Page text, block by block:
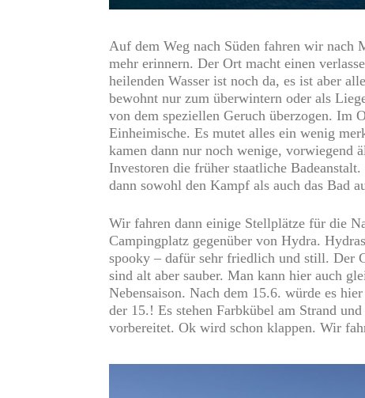
Auf dem Weg nach Süden fahren wir nach
mehr erinnern. Der Ort macht einen
heilenden Wasser ist noch da, es ist aber
bewohnt nur zum überwintern oder als
von dem speziellen Geruch überzogen. Im
Einheimische. Es mutet alles ein wenig
kamen dann nur noch wenige, vorwiegend
Investoren die früher staatliche
dann sowohl den Kampf als auch das Bad
Wir fahren dann einige Stellplätze für die
Campingplatz gegenüber von Hydra.
spooky – dafür sehr friedlich und still. Der
sind alt aber sauber. Man kann hier auch
Nebensaison. Nach dem 15.6. würde es
der 15.! Es stehen Farbkübel am Strand
vorbereitet. Ok wird schon klappen. Wir